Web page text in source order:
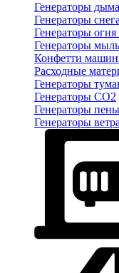
Генераторы дыма
Генераторы снега
Генераторы
Генераторы
Конфетти
Расходные
Генераторы
Генераторы CO2
Генераторы пены
Генераторы ветра